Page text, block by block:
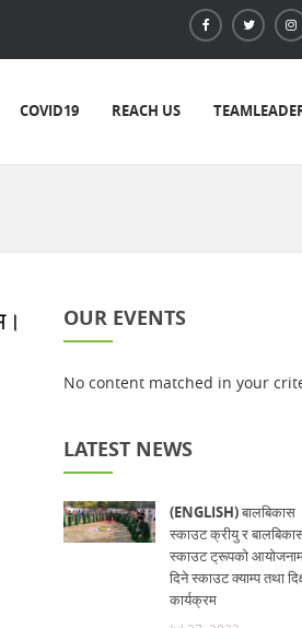
COVID19 REACH US
OUR EVENTS
No content matched in your
LATEST NEWS
(ENGLISH) बालबिकास
स्काउट क्रीयु र
स्काउट ट्रूपको
दिने स्काउट क्याम्प तथा
कार्यक्रम